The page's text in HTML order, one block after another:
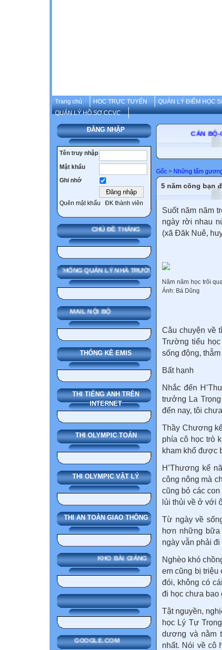
Trang chủ HOC TRỰC TUYẾN
QUẢN LÝ ĐIỂM HỌC
QUẢN LÝ HỒ SƠ CCVC
ĐĂNG NHẬP
Tên truy nhập
Mật khẩu
Ghi nhớ
Quên mật khẩu ĐK thành viên
CHỦ ĐỀ THÁNG
SMAS HỆ THỐNG QUẢN LÝ NHÀ TRƯỜNG
MAIL NỘI BỘ
THỐNG KÊ EMIS
THI TIẾNG ANH TRÊN
INTERNET
THI OLYMPIC TOÁN
THI OLYMPIC VẬT LÝ
THI AN TOÀN GIAO THÔNG
KHO BÀI GIẢNG
GOOGLE.COM
CÁN
Gốc > Những tấm
5 năm cõng bạn
Suốt năm năm
ngày rời nhau
(xã Đăk Nuê,
Năm năm học trôi
Ảnh: Bá Dũng
Câu chuyện về
Trường tiểu
sống động,
Bất hạnh
Nhắc đến
trưởng La
đến nay, tôi
Thầy Chương
phía cô học trò
kham khổ được
H’Thương kể
công nông mà
cũng bỏ các
lủi thủi về ở với
Từ ngày về
hơn những
ngày vẫn phải
Nghèo khó
em cũng bị
đói, không có
đi học chưa bao
Tật nguyền,
học Lý Tự
dương và nằm
nhất. Nói về cô